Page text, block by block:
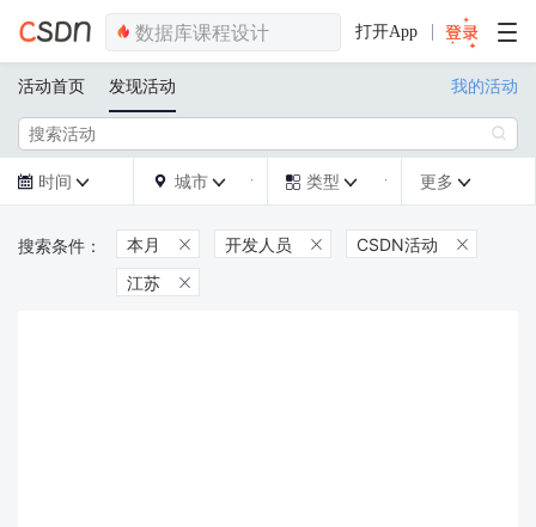
打开App
活动首页 发现活动 我的活动

 时间   城市   类型  更多 
本月  开发人员  CSDN活动 
江苏 